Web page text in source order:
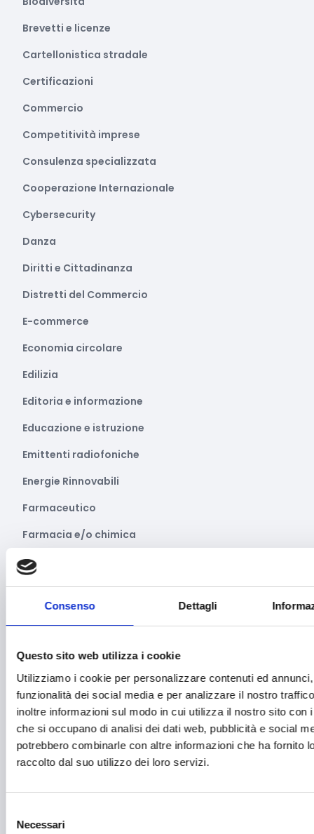
Consenso Dettagli
Questo sito web utilizza i cookie
Utilizziamo i cookie per personalizzare contenuti ed
funzionalità dei social media e per analizzare il nostro
inoltre informazioni sul modo in cui utilizza il nostro sito con
che si occupano di analisi dei dati web, pubblicità e social
potrebbero combinarle con altre informazioni che ha fornito
raccolto dal suo utilizzo dei loro servizi.
delNecessari
Brevetti e licenze
Cartellonistica stradale
Certificazioni
Commercio
Competitività imprese
Consulenza specializzata
Cooperazione Internazionale
Cybersecurity
Danza
Diritti e Cittadinanza
Distretti del Commercio
E-commerce
Economia circolare
Edilizia
Editoria e informazione
Educazione e istruzione
Emittenti radiofoniche
Energie Rinnovabili
Farmaceutico
Farmacia e/o chimica
Fashion
Festival e mostre
Gastronomia
Giustizia e sicurezza
Green economy
Inclusione Sociale e Solidarietà